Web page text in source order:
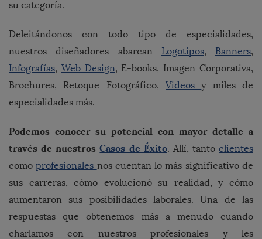
su categoría.
Deleitándonos con todo tipo de especialidades,
nuestros diseñadores abarcan Logotipos, Banners,
Infografías, Web Design, E-books, Imagen Corporativa,
Brochures, Retoque Fotográfico, Videosy miles de
especialidades más.
Podemos conocer su potencial con mayor detalle a
través de nuestrosCasos de Éxito. Allí, tanto clientes
comoprofesionales nos cuentan lo más significativo de
sus carreras, cómo evolucionó su realidad, y cómo
aumentaron sus posibilidades laborales. Una de las
respuestas que obtenemos más a menudo cuando
charlamos con nuestros profesionales y les